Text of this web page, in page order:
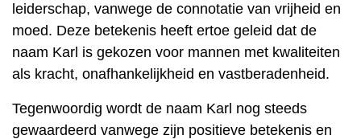
leiderschap, vanwege de connotatie van vrijheid en
moed. Deze betekenis heeft ertoe geleid dat de
naam Karl is gekozen voor mannen met kwaliteiten
als kracht, onafhankelijkheid en vastberadenheid.
Tegenwoordig wordt de naam Karl nog steeds
gewaardeerd vanwege zijn positieve betekenis en